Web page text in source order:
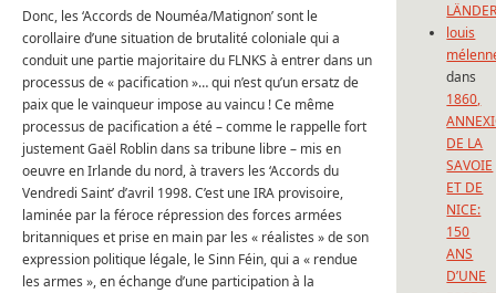
Donc, les ‘Accords de Nouméa/Matignon’ sont le
corollaire d’une situation de brutalité coloniale qui a
conduit une partie majoritaire du FLNKS à entrer dans un
processus de « pacification »… qui n’est qu’un ersatz de
paix que le vainqueur impose au vaincu ! Ce même
processus de pacification a été – comme le rappelle fort
justement Gaël Roblin dans sa tribune libre – mis en
oeuvre en Irlande du nord, à travers les ‘Accords du
Vendredi Saint’ d’avril 1998. C’est une IRA provisoire,
laminée par la féroce répression des forces armées
britanniques et prise en main par les « réalistes » de son
expression politique légale, le Sinn Féin, qui a « rendue
les armes », en échange d’une participation à la
louis
dans
1860,
DE LA
SAVOIE
ET DE
NICE:
150
ANS
D’UNE